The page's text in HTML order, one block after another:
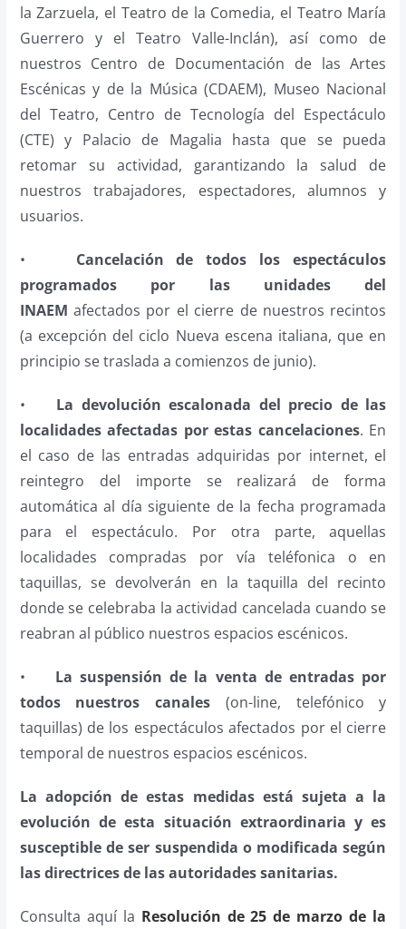
la Zarzuela, el Teatro de la Comedia, el Teatro María
Guerrero y el Teatro Valle-Inclán), así como de
nuestros Centro de Documentación de las Artes
Escénicas y de la Música (CDAEM), Museo Nacional
del Teatro, Centro de Tecnología del Espectáculo
(CTE) y Palacio de Magalia hasta que se pueda
retomar su actividad, garantizando la salud de
nuestros trabajadores, espectadores, alumnos y
usuarios.
• Cancelación de todos los espectáculos
programados por las unidades del
INAEM afectados por el cierre de nuestros recintos
(a excepción del ciclo Nueva escena italiana, que en
principio se traslada a comienzos de junio).
• La devolución escalonada del precio de las
localidades afectadas por estas cancelaciones. En
el caso de las entradas adquiridas por internet, el
reintegro del importe se realizará de forma
automática al día siguiente de la fecha programada
para el espectáculo. Por otra parte, aquellas
localidades compradas por vía teléfonica o en
taquillas, se devolverán en la taquilla del recinto
donde se celebraba la actividad cancelada cuando se
reabran al público nuestros espacios escénicos.
• La suspensión de la venta de entradas por
todos nuestros canales (on-line, telefónico y
taquillas) de los espectáculos afectados por el cierre
temporal de nuestros espacios escénicos.
La adopción de estas medidas está sujeta a la
evolución de esta situación extraordinaria y es
susceptible de ser suspendida o modificada según
las directrices de las autoridades sanitarias.
Consulta aquí la Resolución de 25 de marzo de la